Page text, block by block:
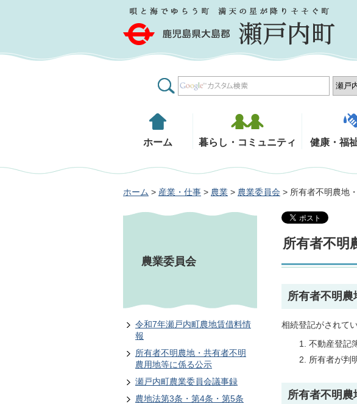
鹿児島県大島郡 瀬戸内町
ホーム 暮らし・コミュニティ 健康・福
ホーム > 産業・仕事 > 農業 > 農業委員会 > 所有者不明農地
農業委員会
令和7年瀬戸内町農地賃借料情
報
所有者不明農地・共有者不明
農用地等に係る公示
瀬戸内町農業委員会議事録
農地法第3条・第4条・第5条
所有者不明
所有者不明
相続登記がされて
不動産登記
所有者が判
所有者不明農